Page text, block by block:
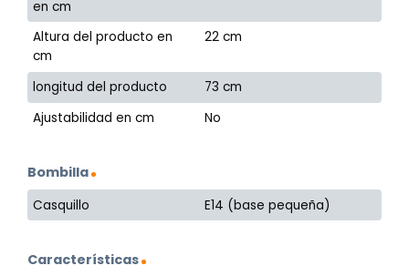
en cm
Altura del producto en
cm
22 cm
longitud del producto
73 cm
Ajustabilidad en cm
No
Bombilla
Casquillo E14 (base pequeña)
Características